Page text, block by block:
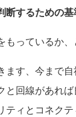
するための
っているか、
す、今まで
回線があれば
ィとコネク